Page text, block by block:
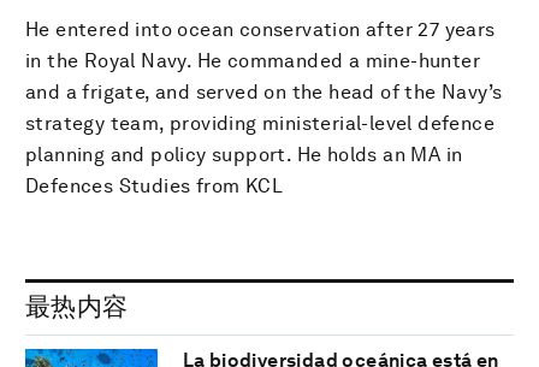
He entered into ocean conservation after 27 years
in the Royal Navy. He commanded a mine-hunter
and a frigate, and served on the head of the Navy’s
strategy team, providing ministerial-level defence
planning and policy support. He holds an MA in
Defences Studies from KCL
最热内容
La biodiversidad oceánica está en